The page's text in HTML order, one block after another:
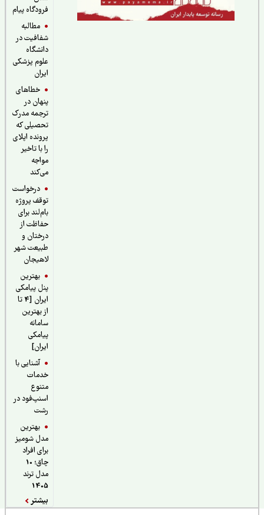
فرودگاه پیام
مطالبه
شفافیت در
دانشگاه
علوم پزشکی
خطاهای
پنهان در
ترجمه مدرک
تحصیلی که
پرونده اپلای
را با تاخیر
درخواست
توقف پروژه
بام‌لند برای
حفاظت از
درختان و
طبیعت شهر
لاهیجان
بهترین
پنل پیامکی
ایران [4 تا
از بهترین
سامانه
پیامکی
آشنایی با
خدمات
اسنپ‌فود در
بهترین
مدل شومیز
برای افراد
چاق؛ 10
مدل ترند